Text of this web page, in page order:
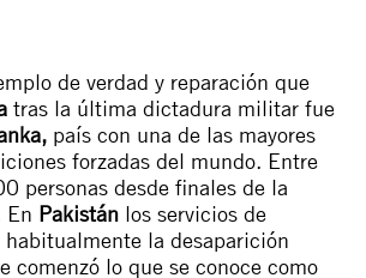
de verdad y reparación que
tras la última dictadura militar fue
país con una de las mayores
forzadas del mundo. Entre
personas desde finales de la
En Pakistán los servicios de
la desaparición
comenzó lo que se conoce como